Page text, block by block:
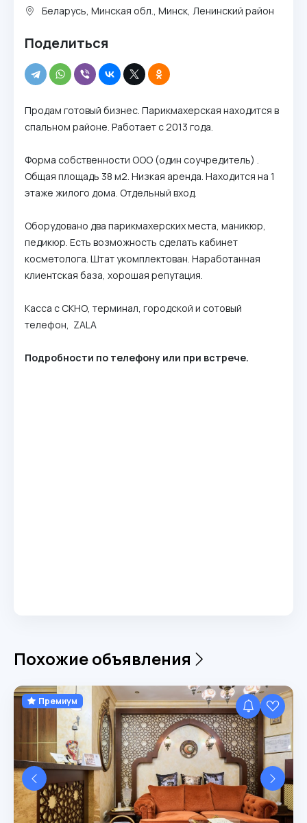
Беларусь, Минская обл., Минск, Ленинский район
Поделиться
Продам готовый бизнес. Парикмахерская находится в
спальном районе. Работает с 2013 года.
Форма собственности ООО (один соучредитель) .
Общая площадь 38 м2. Низкая аренда. Находится на 1
этаже жилого дома. Отдельный вход.
Оборудовано два парикмахерских места, маникюр,
педикюр. Есть возможность сделать кабинет
косметолога. Штат укомплектован. Наработанная
клиентская база, хорошая репутация.
Касса с СКНО, терминал, городской и сотовый
телефон, ZALA
Подробности по телефону или при встрече.
Похожие объявления
Премиум